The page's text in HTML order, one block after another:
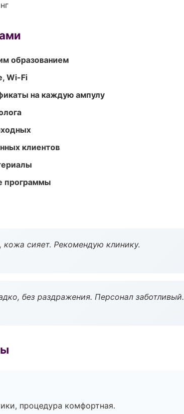
образованием
Wi-Fi
на каждую ампулу
клиентов
программы
кожа сияет. Рекомендую клинику.
без раздражения. Персонал заботливый.
процедура комфортная.